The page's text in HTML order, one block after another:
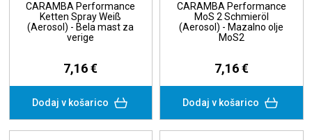
CARAMBA Performance
Ketten Spray Weiß
(Aerosol) - Bela mast za
verige
7,16 €
Dodaj v košarico
CARAMBA Performance
MoS 2 Schmieröl
(Aerosol) - Mazalno olje
MoS2
7,16 €
Dodaj v košarico